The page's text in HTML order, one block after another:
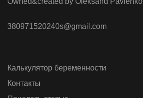
380971520240s@gmail.com
Калькулятор беременности
Контакты